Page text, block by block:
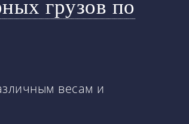
грузов по
весам и